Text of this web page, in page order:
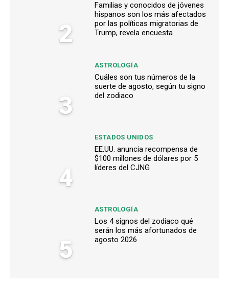
2
Familias y conocidos de jóvenes
hispanos son los más afectados
por las políticas migratorias de
Trump, revela encuesta
3
ASTROLOGÍA
Cuáles son tus números de la
suerte de agosto, según tu signo
del zodiaco
4
ESTADOS UNIDOS
EE.UU. anuncia recompensa de
$100 millones de dólares por 5
líderes del CJNG
5
ASTROLOGÍA
Los 4 signos del zodiaco qué
serán los más afortunados de
agosto 2026